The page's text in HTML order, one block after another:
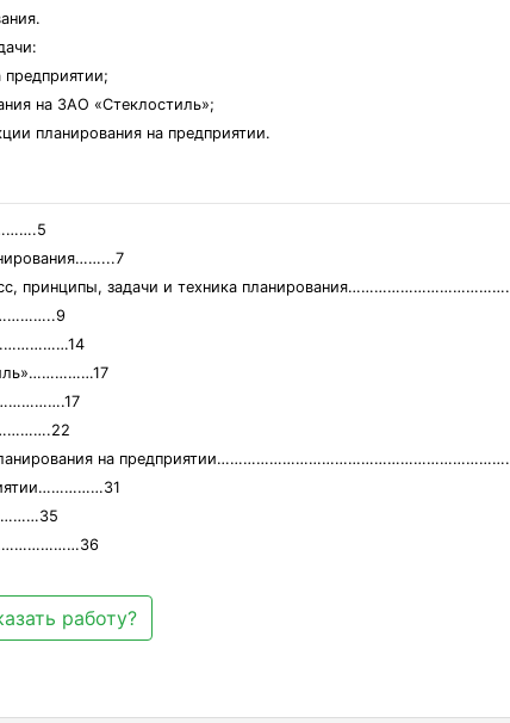
предприятии;
на ЗАО «Стеклостиль»;
планирования на предприятии.
принципы, задачи и техника
планирования на
работу?